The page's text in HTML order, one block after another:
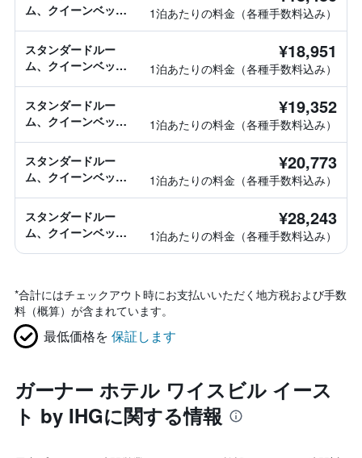
ム、クイーンベッド2
1泊あたりの料金（各種手数料込み）
スタンダードルー
ム、クイーンベッド2
¥18,951
1泊あたりの料金（各種手数料込み）
スタンダードルー
ム、クイーンベッド2
¥19,352
1泊あたりの料金（各種手数料込み）
スタンダードルー
ム、クイーンベッド2
¥20,773
1泊あたりの料金（各種手数料込み）
スタンダードルー
ム、クイーンベッド2
¥28,243
1泊あたりの料金（各種手数料込み）
*合計にはチェックアウト時にお支払いいただく地方税および手数
料（概算）が含まれています。
最低価格を 保証します
ガーナー ホテル ワイスビル イース
ト by IHGに関する情報